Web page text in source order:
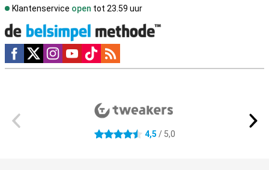
Klantenservice open tot 23.59 uur
Social media
4.5 sterren 4,5 / 5,0